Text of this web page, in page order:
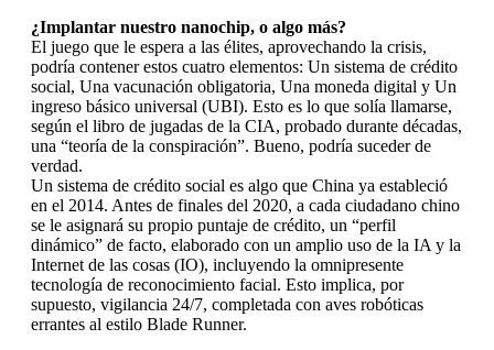
¿Implantar nuestro nanochip, o algo más?
El juego que le espera a las élites, aprovechando la crisis,
podría contener estos cuatro elementos: Un sistema de crédito
social, Una vacunación obligatoria, Una moneda digital y Un
ingreso básico universal (UBI). Esto es lo que solía llamarse,
según el libro de jugadas de la CIA, probado durante décadas,
una “teoría de la conspiración”. Bueno, podría suceder de
verdad.
Un sistema de crédito social es algo que China ya estableció
en el 2014. Antes de finales del 2020, a cada ciudadano chino
se le asignará su propio puntaje de crédito, un “perfil
dinámico” de facto, elaborado con un amplio uso de la IA y la
Internet de las cosas (IO), incluyendo la omnipresente
tecnología de reconocimiento facial. Esto implica, por
supuesto, vigilancia 24/7, completada con aves robóticas
errantes al estilo Blade Runner.